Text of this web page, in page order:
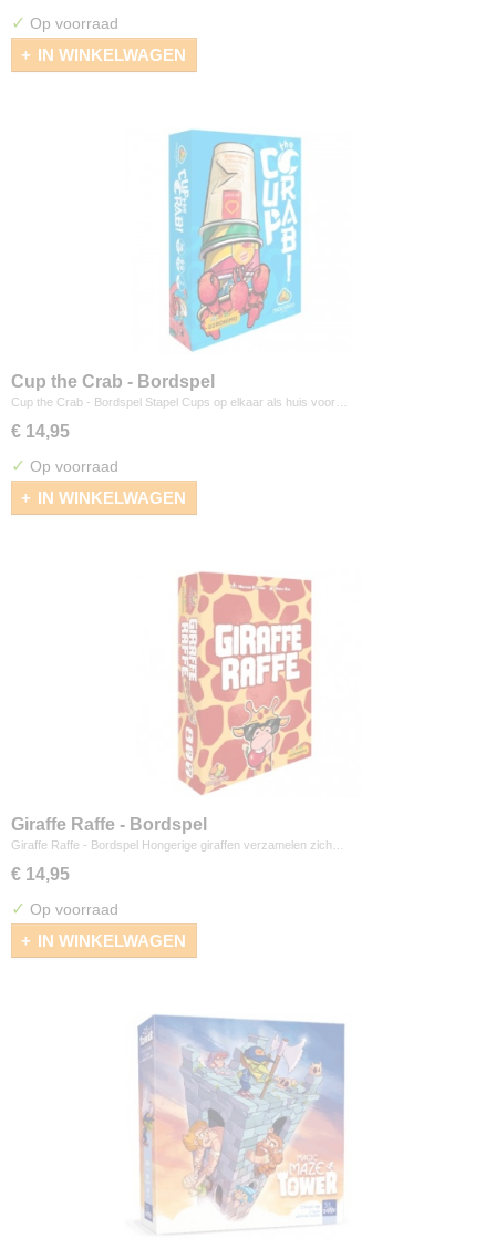
✓ Op voorraad
IN WINKELWAGEN
Cup the Crab - Bordspel
Cup the Crab - Bordspel Stapel Cups op elkaar als huis voor…
€ 14,95
✓ Op voorraad
IN WINKELWAGEN
Giraffe Raffe - Bordspel
Giraffe Raffe - Bordspel Hongerige giraffen verzamelen zich…
€ 14,95
✓ Op voorraad
IN WINKELWAGEN